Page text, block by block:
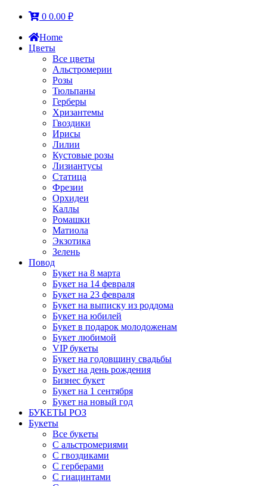
0 0.00 ₽
Home
Цветы
Все цветы
Альстромерии
Розы
Тюльпаны
Герберы
Хризантемы
Гвоздики
Ирисы
Лилии
Кустовые розы
Лизиантусы
Статица
Фрезии
Орхидеи
Каллы
Ромашки
Матиола
Экзотика
Зелень
Повод
Букет на 8 марта
Букет на 14 февраля
Букет на 23 февраля
Букет на выписку из роддома
Букет на юбилей
Букет в подарок молодоженам
Букет любимой
VIP букеты
Букет на годовщину свадьбы
Букет на день рождения
Бизнес букет
Букет на 1 сентября
Букет на новый год
БУКЕТЫ РОЗ
Букеты
Все букеты
С альстромериями
С гвоздиками
С герберами
С гиацинтами